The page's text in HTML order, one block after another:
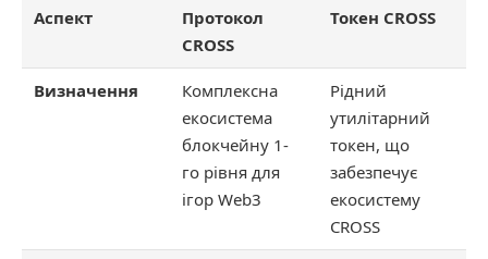
Аспект
Протокол
CROSS
Токен CROSS
Визначення
Комплексна
екосистема
блокчейну 1-
го рівня для
ігор Web3
Рідний
утилітарний
токен, що
забезпечує
екосистему
CROSS